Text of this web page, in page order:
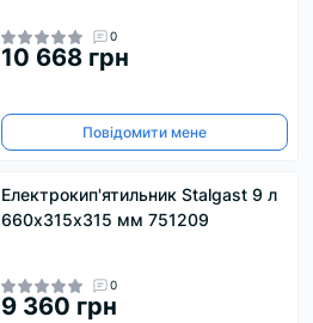
0
10 668 грн
Повідомити мене
Електрокип'ятильник Stalgast 9 л
660х315х315 мм 751209
0
9 360 грн